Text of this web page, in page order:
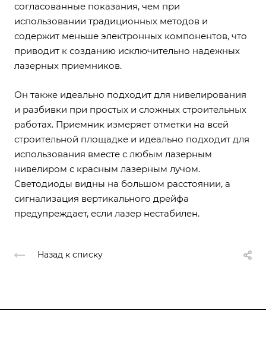
согласованные показания, чем при
использовании традиционных методов и
содержит меньше электронных компонентов, что
приводит к созданию исключительно надежных
лазерных приемников.
Он также идеально подходит для нивелирования
и разбивки при простых и сложных строительных
работах. Приемник измеряет отметки на всей
строительной площадке и идеально подходит для
использования вместе с любым лазерным
нивелиром с красным лазерным лучом.
Светодиоды видны на большом расстоянии, а
сигнализация вертикального дрейфа
предупреждает, если лазер нестабилен.
Назад к списку